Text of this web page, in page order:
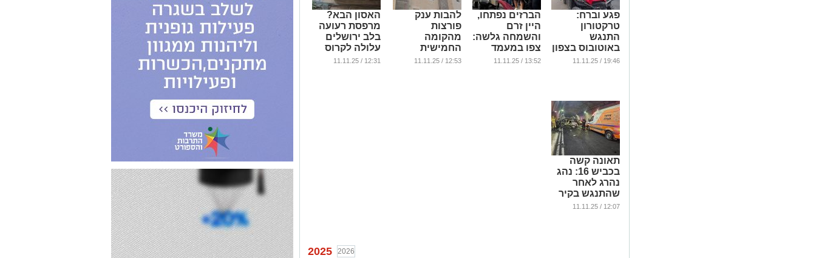
פגע וברח:
טרקטורון
התנגש
באוטובוס בצפון
ירושלים – הנהג
19:46 / 11.11.25
הברזים נפתחו,
היין זרם
והשמחה גלשה:
צפו במעמד
המרגש שנערך
13:52 / 11.11.25
להבות ענק
פורצות
מהקומה
החמישית
בדרום ירושלים
12:53 / 11.11.25
האסון הבא?
מרפסת רעועה
בלב ירושלים
עלולה לקרוס
בכל רגע | צפו
12:31 / 11.11.25
תאונה קשה
בכביש 16: נהג
נהרג לאחר
שהתנגש בקיר
המנהרה
12:07 / 11.11.25
2025
2026